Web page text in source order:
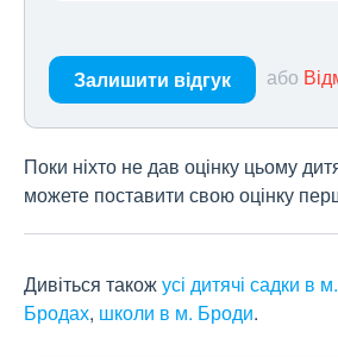
Залишити відгук або
Поки ніхто не дав оцінку цьому
можете поставити свою оцінку
Дивіться такожусі дитячі садки в
Бродах, школи в м. Броди.